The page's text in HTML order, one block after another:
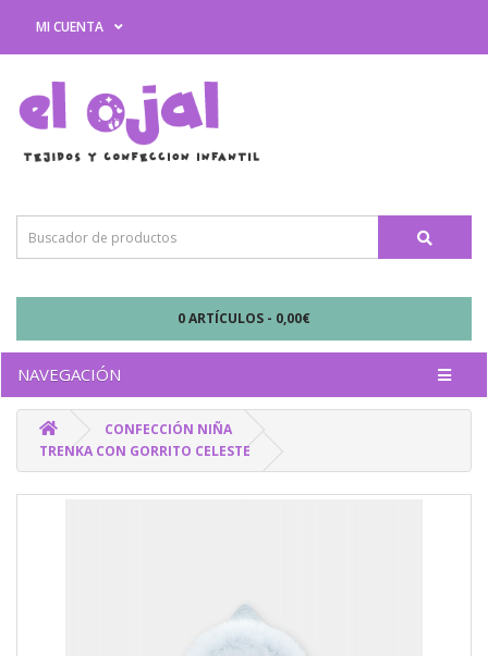
MI CUENTA
0 ARTÍCULOS - 0,00€
NAVEGACIÓN
CONFECCIÓN NIÑA
TRENKA CON GORRITO CELESTE